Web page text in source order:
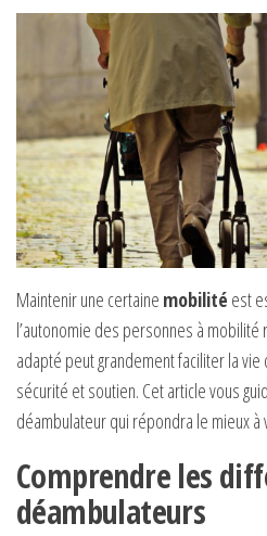
Maintenir une certaine mobilité est
l’autonomie des personnes à
adapté peut grandement faciliter la
sécurité et soutien. Cet article vous
déambulateur qui répondra le mieux à
Comprendre les
déambulateurs